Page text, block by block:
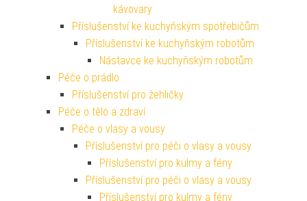
kávovary
Příslušenství ke kuchyňským spotřebičům
Příslušenství ke kuchyňským robotům
Nástavce ke kuchyňským robotům
Péče o prádlo
Příslušenství pro žehličky
Péče o tělo a zdraví
Péče o vlasy a vousy
Příslušenství pro péči o vlasy a vousy
Příslušenství pro kulmy a fény
Příslušenství pro péči o vlasy a vousy
Příslušenství pro kulmy a fény